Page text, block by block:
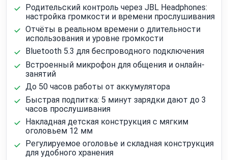
Родительский контроль через JBL Headphones:
настройка громкости и времени прослушивания
Отчёты в реальном времени о длительности
использования и уровне громкости
Bluetooth 5.3 для беспроводного подключения
Встроенный микрофон для общения и онлайн-
занятий
До 50 часов работы от аккумулятора
Быстрая подпитка: 5 минут зарядки дают до 3
часов прослушивания
Накладная детская конструкция с мягким
оголовьем 12 мм
Регулируемое оголовье и складная конструкция
для удобного хранения